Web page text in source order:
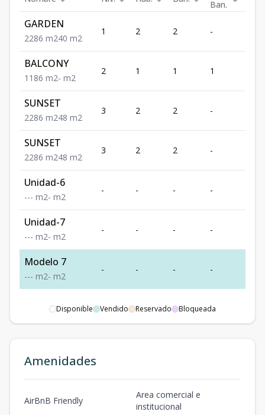
Ban.
GARDEN
2286 m240 m2
1 2 2 -
BALCONY
1 1 86 m2- m2
2 1 1 1
SUNSET
2286 m248 m2
3 2 2 -
SUNSET
2286 m248 m2
3 2 2 -
Unidad-6
--- m2- m2
- - - -
Unidad-7
--- m2- m2
- - - -
Modelo 7
--- m2- m2
- - - -
Disponible Vendido Reservado Bloqueada
Amenidades
AirBnB Friendly
Area comercial e
institucional